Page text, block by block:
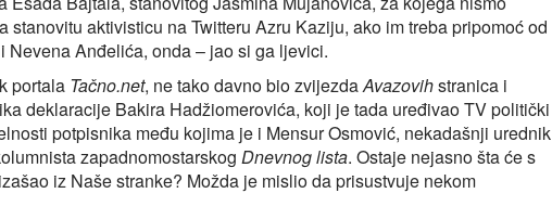
aktivisticu na Twitteru Azru Kaziju, ako im treba pripomoć od
Anđelića, onda – jao si ga ljevici.
portala Tačno.net, ne tako davno bio zvijezdaAvazovihstranica i
deklaracije Bakira Hadžiomerovića, koji je tada uređivao TV politički
potpisnika među kojima je i Mensur Osmović, nekadašnji urednik
zapadnomostarskog Dnevnog lista. Ostaje nejasno šta će s
iz Naše stranke? Možda je mislio da prisustvuje nekom